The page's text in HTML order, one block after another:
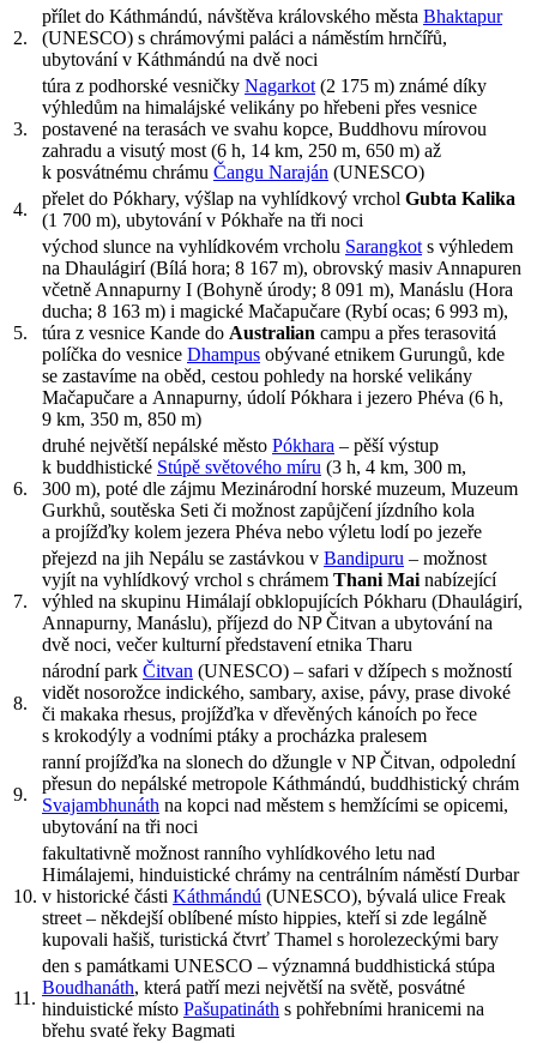
2.
přílet do Káthmándú, návštěva královského města Bhaktapur
(UNESCO) s chrámovými paláci a náměstím hrnčířů,
ubytování v Káthmándú na dvě noci
3.
túra z podhorské vesničky Nagarkot (2 175 m) známé díky
výhledům na himalájské velikány po hřebeni přes vesnice
postavené na terasách ve svahu kopce, Buddhovu mírovou
zahradu a visutý most (6 h, 14 km, 250 m, 650 m) až
k posvátnému chrámu Čangu Naraján (UNESCO)
4.
přelet do Pókhary, výšlap na vyhlídkový vrchol Gubta Kalika
(1 700 m), ubytování v Pókhaře na tři noci
5.
východ slunce na vyhlídkovém vrcholu Sarangkot s výhledem
na Dhaulágirí (Bílá hora; 8 167 m), obrovský masiv Annapuren
včetně Annapurny I (Bohyně úrody; 8 091 m), Manáslu (Hora
ducha; 8 163 m) i magické Mačapučare (Rybí ocas; 6 993 m),
túra z vesnice Kande do Australian campu a přes terasovitá
políčka do vesnice Dhampus obývané etnikem Gurungů, kde
se zastavíme na oběd, cestou pohledy na horské velikány
Mačapučare a Annapurny, údolí Pókhara i jezero Phéva (6 h,
9 km, 350 m, 850 m)
6.
druhé největší nepálské město Pókhara – pěší výstup
k buddhistické Stúpě světového míru (3 h, 4 km, 300 m,
300 m), poté dle zájmu Mezinárodní horské muzeum, Muzeum
Gurkhů, soutěska Seti či možnost zapůjčení jízdního kola
a projížďky kolem jezera Phéva nebo výletu lodí po jezeře
7.
přejezd na jih Nepálu se zastávkou v Bandipuru – možnost
vyjít na vyhlídkový vrchol s chrámem Thani Mai nabízející
výhled na skupinu Himálají obklopujících Pókharu (Dhaulágirí,
Annapurny, Manáslu), příjezd do NP Čitvan a ubytování na
dvě noci, večer kulturní představení etnika Tharu
8.
národní park Čitvan (UNESCO) – safari v džípech s možností
vidět nosorožce indického, sambary, axise, pávy, prase divoké
či makaka rhesus, projížďka v dřevěných kánoích po řece
s krokodýly a vodními ptáky a procházka pralesem
9.
ranní projížďka na slonech do džungle v NP Čitvan, odpolední
přesun do nepálské metropole Káthmándú, buddhistický chrám
Svajambhunáth na kopci nad městem s hemžícími se opicemi,
ubytování na tři noci
10.
fakultativně možnost ranního vyhlídkového letu nad
Himálajemi, hinduistické chrámy na centrálním náměstí Durbar
v historické části Káthmándú (UNESCO), bývalá ulice Freak
street – někdejší oblíbené místo hippies, kteří si zde legálně
kupovali hašiš, turistická čtvrť Thamel s horolezeckými bary
11.
den s památkami UNESCO – významná buddhistická stúpa
Boudhanáth, která patří mezi největší na světě, posvátné
hinduistické místo Pašupatináth s pohřebními hranicemi na
břehu svaté řeky Bagmati